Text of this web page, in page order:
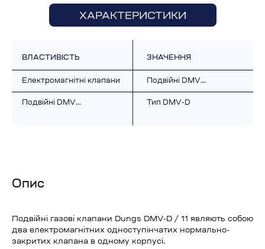
ХАРАКТЕРИСТИКИ
ВЛАСТИВІСТЬ ЗНАЧЕННЯ
Електромагнітні клапани Подвійні DMV…
Подвійні DMV… Тип DMV-D
Опис
Подвійні газові клапани Dungs DMV-D / 11 являють собою
два електромагнітних одноступінчатих нормально-
закритих клапана в одному корпусі.